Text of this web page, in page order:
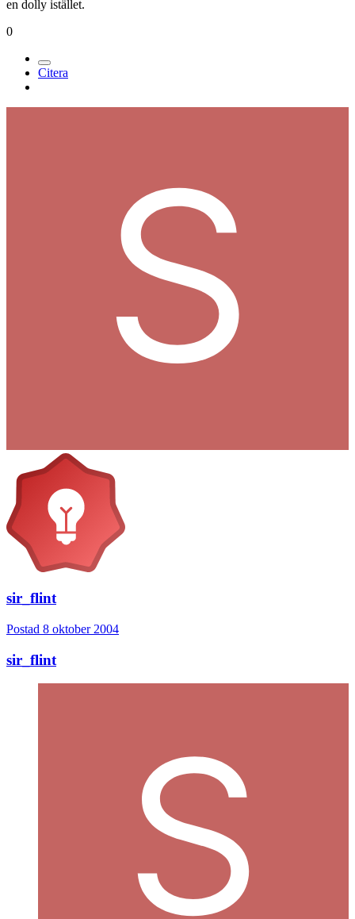
en dolly istället.
0
Citera
sir_flint
Postad 8 oktober 2004
sir_flint